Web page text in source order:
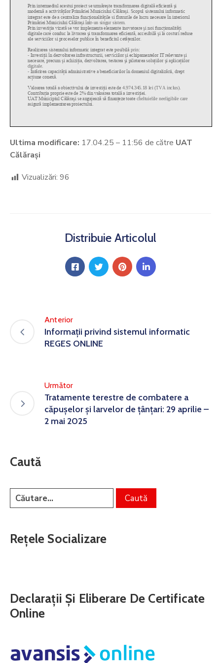
Ultima modificare: 17.04.25 – 11:56 de către UAT
Călărași
Vizualizări: 96
Distribuie Articolul
Anterior
Informaţii privind sistemul informatic
REGES ONLINE
Următor
Tratamente terestre de combatere a
căpușelor și larvelor de țânțari: 29 aprilie –
2 mai 2025
Caută
Rețele Socializare
Declarații Și Eliberare De Certificate
Online